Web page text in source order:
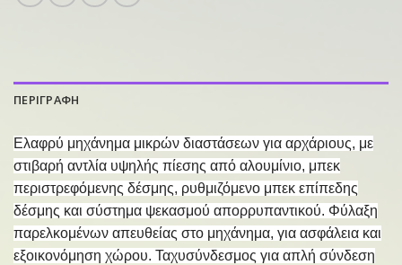
ΠΕΡΙΓΡΑΦΗ
Ελαφρύ μηχάνημα μικρών διαστάσεων για αρχάριους, με
στιβαρή αντλία υψηλής πίεσης από αλουμίνιο, μπεκ
περιστρεφόμενης δέσμης, ρυθμιζόμενο μπεκ επίπεδης
δέσμης και σύστημα ψεκασμού απορρυπαντικού. Φύλαξη
παρελκομένων απευθείας στο μηχάνημα, για ασφάλεια και
εξοικονόμηση χώρου. Ταχυσύνδεσμος για απλή σύνδεση